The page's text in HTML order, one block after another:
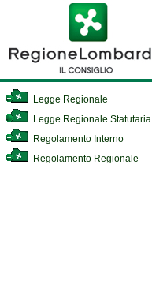
Legge Regionale
Legge Regionale Statutaria
Regolamento Interno
Regolamento Regionale